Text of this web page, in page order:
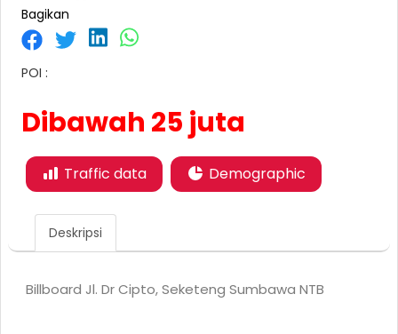
Bagikan
POI :
Dibawah 25 juta
Traffic data Demographic
Deskripsi
Billboard Jl. Dr Cipto, Seketeng Sumbawa NTB